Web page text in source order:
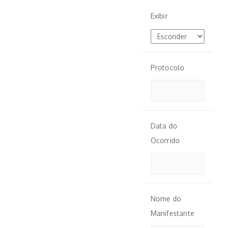
Exibir
Protocolo
Data do
Ocorrido
Nome do
Manifestante